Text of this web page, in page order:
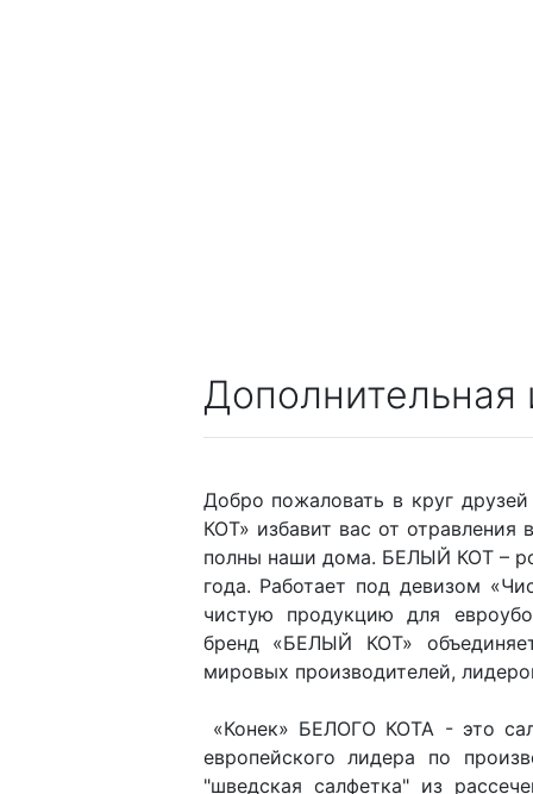
Добро пожаловать в круг
КОТ» избавит вас от
полны наши дома. БЕЛЫЙ КОТ –
года. Работает под девизом
чистую продукцию для
бренд «БЕЛЫЙ КОТ»
мировых производителей,
«Конек» БЕЛОГО КОТА - это
европейского лидера по
"шведская салфетка" из